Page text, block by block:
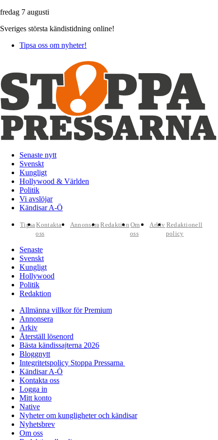
fredag 7 augusti
Sveriges största kändistidning online!
Tipsa oss om nyheter!
Senaste nytt
Svenskt
Kungligt
Hollywood & Världen
Politik
Vi avslöjar
Kändisar A-Ö
TipsaKontakta
oss
AnnonseraRedaktion Om
oss
Arkiv Redaktionell
policy
Senaste
Svenskt
Kungligt
Hollywood
Politik
Redaktion
Allmänna villkor för Premium
Annonsera
Arkiv
Återställ lösenord
Bästa kändissajterna 2026
Bloggnytt
Integritetspolicy Stoppa Pressarna
Kändisar A-Ö
Kontakta oss
Logga in
Mitt konto
Native
Nyheter om kungligheter och kändisar
Nyhetsbrev
Om oss